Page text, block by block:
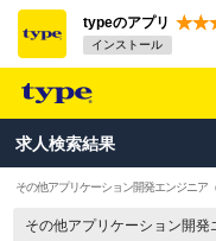
typeのアプリ
インストール
求人検索結果
その他アプリケーション開発エンジニア
その他アプリケーション開